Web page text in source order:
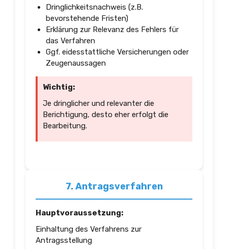
Dringlichkeitsnachweis (z.B.
bevorstehende Fristen)
Erklärung zur Relevanz des Fehlers für
das Verfahren
Ggf. eidesstattliche Versicherungen oder
Zeugenaussagen
Wichtig:
Je dringlicher und relevanter die
Berichtigung, desto eher erfolgt die
Bearbeitung.
7. Antragsverfahren
Hauptvoraussetzung:
Einhaltung des Verfahrens zur
Antragsstellung